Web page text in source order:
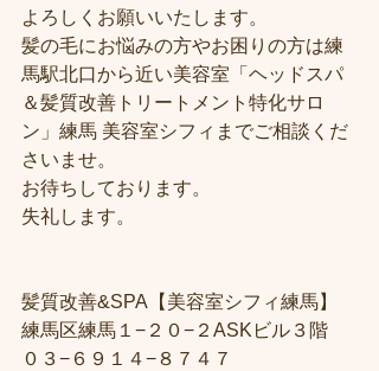
よろしくお願いいたします。
髪の毛にお悩みの方やお困りの方は練
馬駅北口から近い美容室「ヘッドスパ
＆髪質改善トリートメント特化サロ
ン」練馬 美容室シフィまでご相談くだ
さいませ。
お待ちしております。
失礼します。
髪質改善&SPA【美容室シフィ練馬】
練馬区練馬１−２０−２ASKビル３階
０３−６９１４−８７４７